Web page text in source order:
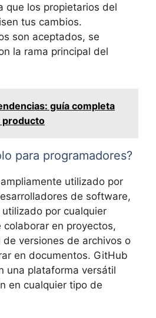
que los propietarios del
tus cambios.
son aceptados, se
la rama principal del
guía completa
producto
para programadores?
utilizado por
de software,
por cualquier
colaborar en proyectos,
versiones de archivos o
en documentos. GitHub
una plataforma versátil
en cualquier tipo de